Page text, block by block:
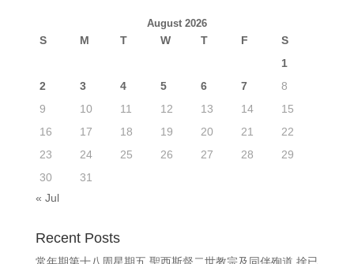
August 2026
S M T W T F
S
1
2
3 4 5 6 7
8
9
10 11 12 13 14
15
16
17 18 19 20 21
22
23
24 25 26 27 28
29
30
31
« Jul
Recent Posts